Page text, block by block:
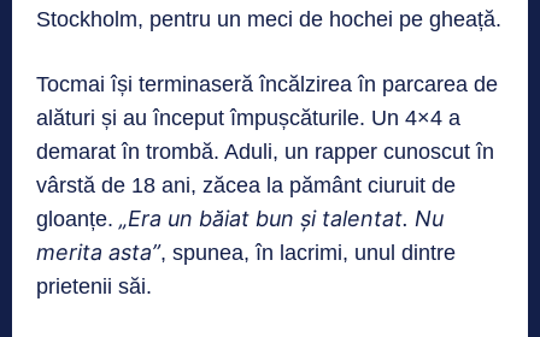
Stockholm, pentru un meci de hochei pe gheață.
Tocmai își terminaseră încălzirea în parcarea de
alături și au început împușcăturile. Un 4×4 a
demarat în trombă. Aduli, un rapper cunoscut în
vârstă de 18 ani, zăcea la pământ ciuruit de
gloanțe. „Era un băiat bun și talentat. Nu
merita asta”, spunea, în lacrimi, unul dintre
prietenii săi.